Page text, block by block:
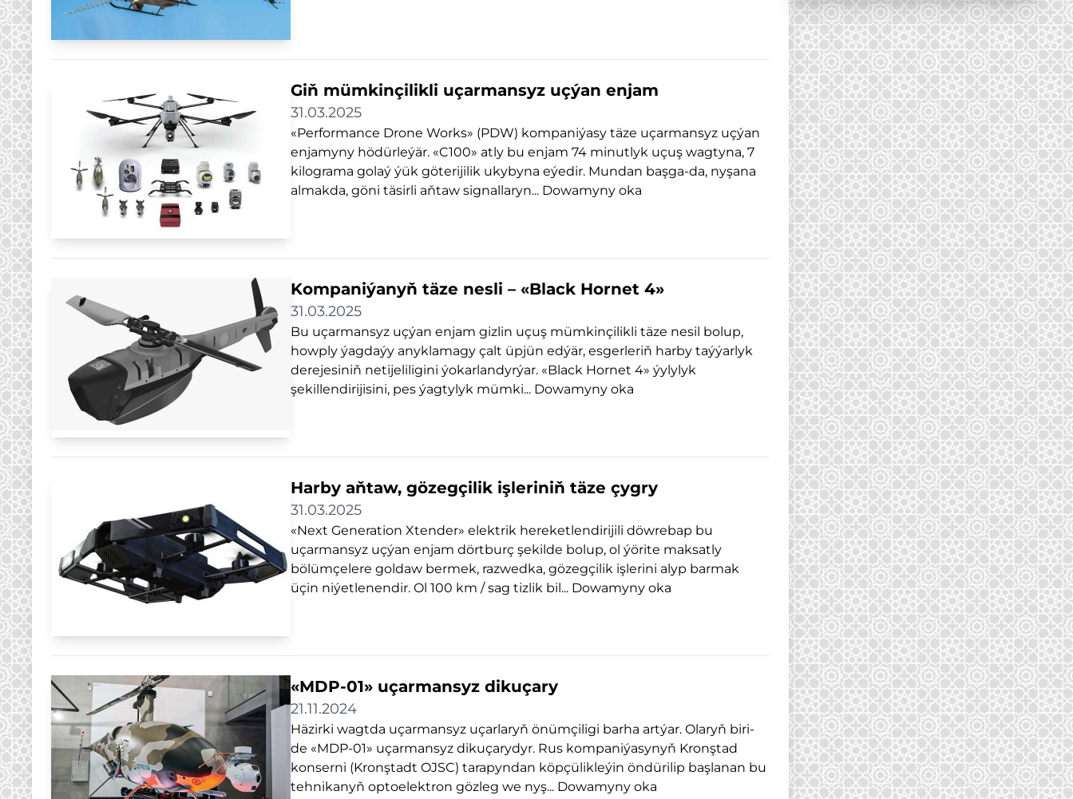
Giň mümkinçilikli uçarmansyz uçýan enjam
31.03.2025
«Performance Drone Works» (PDW) kompaniýasy täze uçarmansyz uçýan
enjamyny hödürleýär. «C100» atly bu enjam 74 minutlyk uçuş wagtyna, 7
kilograma golaý ýük göterijilik ukybyna eýedir. Mundan başga-da, nyşana
almakda, göni täsirli aňtaw signallaryn... Dowamyny oka
Kompaniýanyň täze nesli – «Black Hornet 4»
31.03.2025
Bu uçarmansyz uçýan enjam gizlin uçuş mümkinçilikli täze nesil bolup,
howply ýagdaýy anyklamagy çalt üpjün edýär, esgerleriň harby taýýarlyk
derejesiniň netijeliligini ýokarlandyrýar. «Black Hornet 4» ýylylyk
şekillendirijisini, pes ýagtylyk mümki... Dowamyny oka
Harby aňtaw, gözegçilik işleriniň täze çygry
31.03.2025
«Next Generation Xtender» elektrik hereketlendirijili döwrebap bu
uçarmansyz uçýan enjam dörtburç şekilde bolup, ol ýörite maksatly
bölümçelere goldaw bermek, razwedka, gözegçilik işlerini alyp barmak
üçin niýetlenendir. Ol 100 km / sag tizlik bil... Dowamyny oka
«MDP-01» uçarmansyz dikuçary
21.11.2024
Häzirki wagtda uçarmansyz uçarlaryň önümçiligi barha artýar. Olaryň biri-
de «MDP-01» uçarmansyz dikuçarydyr. Rus kompaniýasynyň Kronştad
konserni (Kronştadt OJSC) tarapyndan köpçülikleýin öndürilip başlanan bu
tehnikanyň optoelektron gözleg we nyş... Dowamyny oka